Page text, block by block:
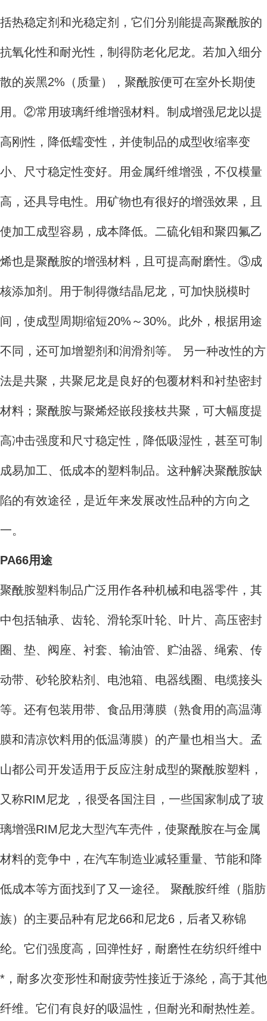
括热稳定剂和光稳定剂，它们分别能提高聚酰胺的
抗氧化性和耐光性，制得防老化尼龙。若加入细分
散的炭黑2%（质量），聚酰胺便可在室外长期使
用。②常用玻璃纤维增强材料。制成增强尼龙以提
高刚性，降低蠕变性，并使制品的成型收缩率变
小、尺寸稳定性变好。用金属纤维增强，不仅模量
高，还具导电性。用矿物也有很好的增强效果，且
使加工成型容易，成本降低。二硫化钼和聚四氟乙
烯也是聚酰胺的增强材料，且可提高耐磨性。③成
核添加剂。用于制得微结晶尼龙，可加快脱模时
间，使成型周期缩短20%～30%。此外，根据用途
不同，还可加增塑剂和润滑剂等。 另一种改性的方
法是共聚，共聚尼龙是良好的包覆材料和衬垫密封
材料；聚酰胺与聚烯烃嵌段接枝共聚，可大幅度提
高冲击强度和尺寸稳定性，降低吸湿性，甚至可制
成易加工、低成本的塑料制品。这种解决聚酰胺缺
陷的有效途径，是近年来发展改性品种的方向之
一。
PA66用途
聚酰胺塑料制品广泛用作各种机械和电器零件，其
中包括轴承、齿轮、滑轮泵叶轮、叶片、高压密封
圈、垫、阀座、衬套、输油管、贮油器、绳索、传
动带、砂轮胶粘剂、电池箱、电器线圈、电缆接头
等。还有包装用带、食品用薄膜（熟食用的高温薄
膜和清凉饮料用的低温薄膜）的产量也相当大。孟
山都公司开发适用于反应注射成型的聚酰胺塑料，
又称RIM尼龙 ，很受各国注目，一些国家制成了玻
璃增强RIM尼龙大型汽车壳件，使聚酰胺在与金属
材料的竞争中，在汽车制造业减轻重量、节能和降
低成本等方面找到了又一途径。 聚酰胺纤维（脂肪
族）的主要品种有尼龙66和尼龙6，后者又称锦
纶。它们强度高，回弹性好，耐磨性在纺织纤维中
*，耐多次变形性和耐疲劳性接近于涤纶，高于其他
纤维。它们有良好的吸温性，但耐光和耐热性差。